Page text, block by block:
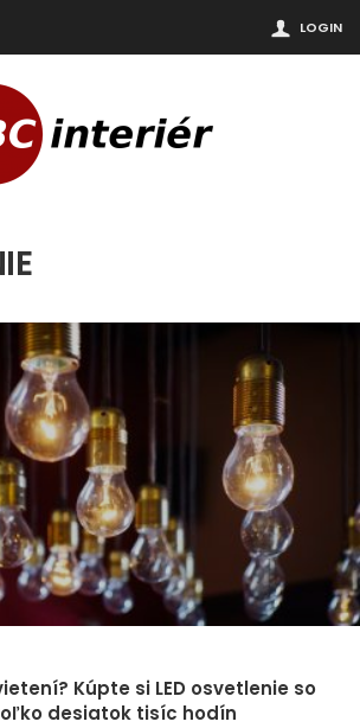
LOGIN
Kúpte si LED osvetlenie so
desiatok tisíc hodín